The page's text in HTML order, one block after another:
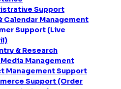
Support
Calendar Management
Support (Live
& Research
Management
Management Support
Support (Order